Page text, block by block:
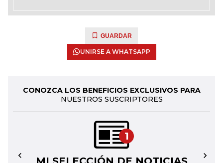
GUARDAR
UNIRSE A WHATSAPP
CONOZCA LOS BENEFICIOS EXCLUSIVOS PARA
NUESTROS SUSCRIPTORES
1
← →